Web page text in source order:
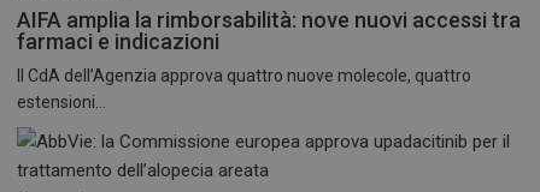
AIFA amplia la rimborsabilità: nove nuovi accessi tra
farmaci e indicazioni
Il CdA dell’Agenzia approva quattro nuove molecole, quattro
estensioni...